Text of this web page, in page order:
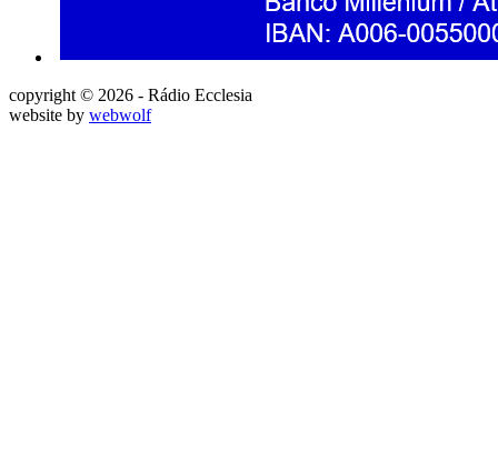
copyright © 2026 - Rádio Ecclesia
website by webwolf